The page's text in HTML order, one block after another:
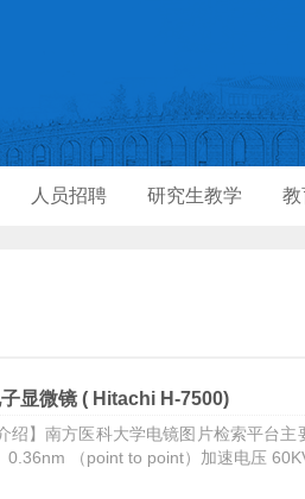
人员招聘 研究生教学 教
显微镜 ( Hitachi H-7500)
绍】南方医科大学电镜图片检索平台
0.36nm （point to point）加速电压